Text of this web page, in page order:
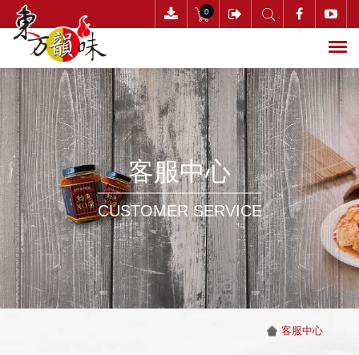
0
搜尋
客服中心
CUSTOMER SERVICE
客服中心